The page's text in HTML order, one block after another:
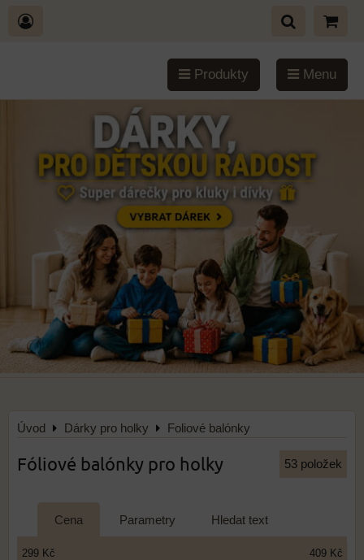
Produkty Menu
Úvod Dárky pro holky Foliové balónky
Fóliové balónky pro holky 53 položek
Cena Parametry Hledat text
299 Kč 409 Kč